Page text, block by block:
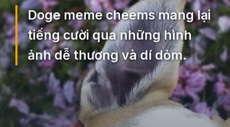
Doge meme cheems mang lại
tiếng cười qua những hình
ảnh dễ thương và dí dỏm.